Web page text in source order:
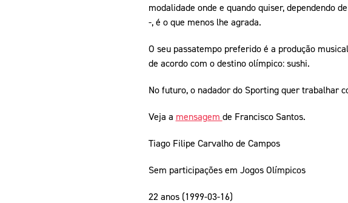
modalidade onde e quando quiser, dependendo
-, é o que menos lhe agrada.
O seu passatempo preferido é a produção
de acordo com o destino olímpico: sushi.
No futuro, o nadador do Sporting quer trabalhar
Veja a mensagem de Francisco Santos.
Tiago Filipe Carvalho de Campos
Sem participações em Jogos Olímpicos
22 anos (1999-03-16)